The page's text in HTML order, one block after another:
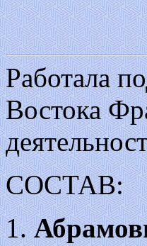
Работала
Востока
СОСТАВ:
1.